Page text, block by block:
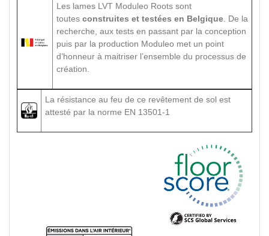
Les lames LVT Moduleo Roots sont
toutes construites et testées en Belgique . De la
recherche, aux tests en passant par la conception
puis par la production Moduleo met un point
d’honneur à maitriser l’ensemble du processus de
création.
La résistance au feu de ce revêtement de sol est
attesté par la norme EN 13501-1